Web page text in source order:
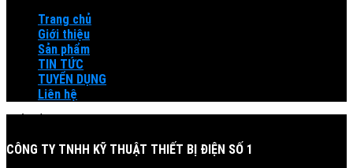
Trang chủ
Giới thiệu
Sản phẩm
TIN TỨC
TUYỂN DỤNG
Liên hệ
CÔNG TY TNHH KỸ THUẬT THIẾT BỊ ĐIỆN SỐ 1